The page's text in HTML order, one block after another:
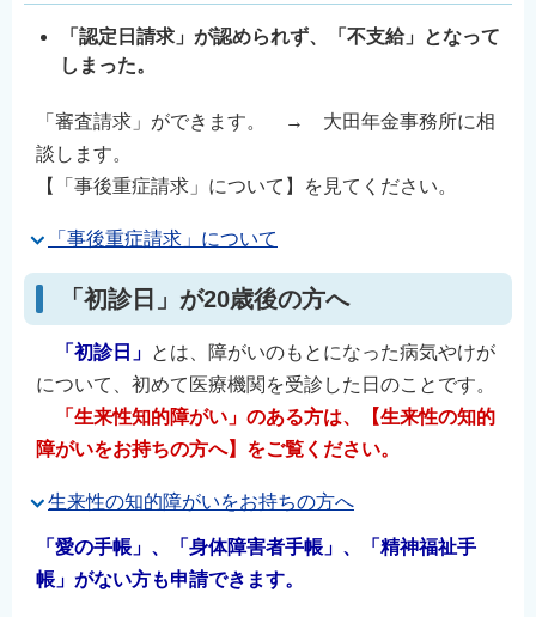
「認定日請求」が認められず、「不支給」となって
しまった。
「審査請求」ができます。 → 大田年金事務所に相
談します。
【「事後重症請求」について】を見てください。
「事後重症請求」について
「初診日」が20歳後の方へ
「初診日」 とは、障がいのもとになった病気やけが
について、初めて医療機関を受診した日のことです。
「生来性知的障がい」のある方は、【生来性の知的
障がいをお持ちの方へ】をご覧ください。
生来性の知的障がいをお持ちの方へ
「愛の手帳」、「身体障害者手帳」、「精神福祉手
帳」がない方も申請できます。